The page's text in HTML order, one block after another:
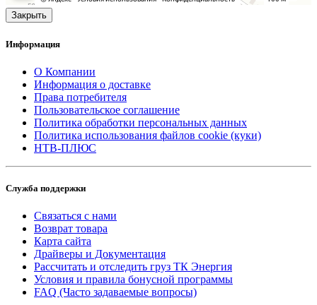
Закрыть
Информация
О Компании
Информация о доставке
Права потребителя
Пользовательское соглашение
Политика обработки персональных данных
Политика использования файлов cookie (куки)
НТВ-ПЛЮС
Служба поддержки
Связаться с нами
Возврат товара
Карта сайта
Драйверы и Документация
Рассчитать и отследить груз ТК Энергия
Условия и правила бонусной программы
FAQ (Часто задаваемые вопросы)